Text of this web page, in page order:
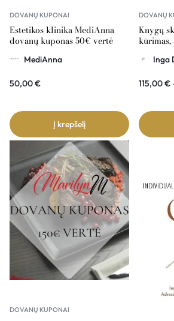
DOVANŲ KUPONAI
Estetikos klinika MediAnna
dovanų kuponas 50€ vertė
MediAnna
50,00€
Į krepšelį
DOVANŲ
Knygų
Inga
115,00€
DOVANŲ KUPONAI